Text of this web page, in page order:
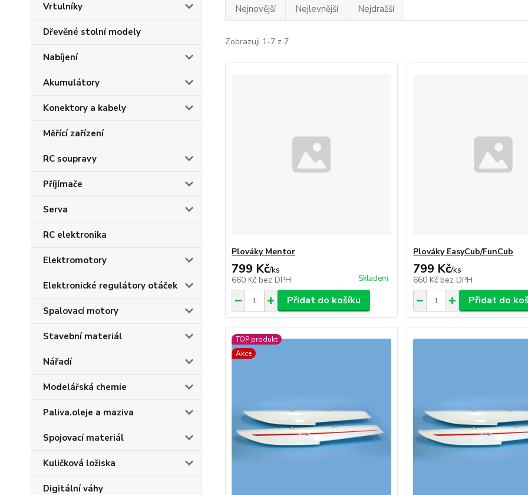
Vrtulníky
Dřevěné stolní modely
Nabíjení
Akumulátory
Konektory a kabely
Měřící zařízení
RC soupravy
Příjímače
Serva
RC elektronika
Elektromotory
Elektronické regulátory otáček
Spalovací motory
Stavební materiál
Nářadí
Modelářská chemie
Paliva.oleje a maziva
Spojovací materiál
Kuličková ložiska
Digitální váhy
Nejnovější Nejlevnější Nejdražší
Zobrazuji 1-7 z 7
Plováky Mentor
799 Kč/ks
660 Kč bez DPH Skladem
Přidat do košíku
Plováky EasyCub/FunCub
799 Kč/ks
660 Kč bez DPH
Přidat do
TOP produkt
Akce